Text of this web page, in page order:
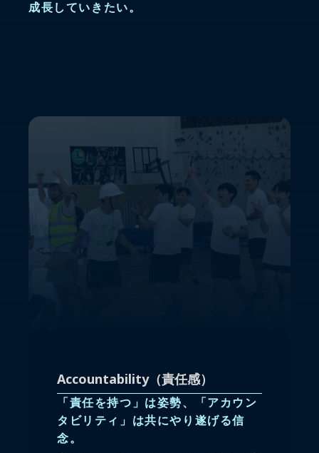
成長していきたい。
Accountability（責任感）
「責任を持つ」は姿勢、「アカウン
タビリティ」は共にやり遂げる信
念。